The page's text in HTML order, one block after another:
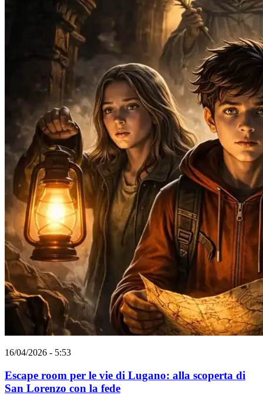
16/04/2026 - 5:53
Escape room per le vie di Lugano: alla scoperta di
San Lorenzo con la fede